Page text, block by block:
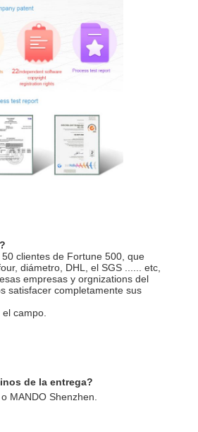
clientes de Fortune 500, que
diámetro, DHL, el SGS ...... etc,
empresas y orgnizations del
satisfacer completamente sus
campo.
de la entrega?
MANDO Shenzhen.